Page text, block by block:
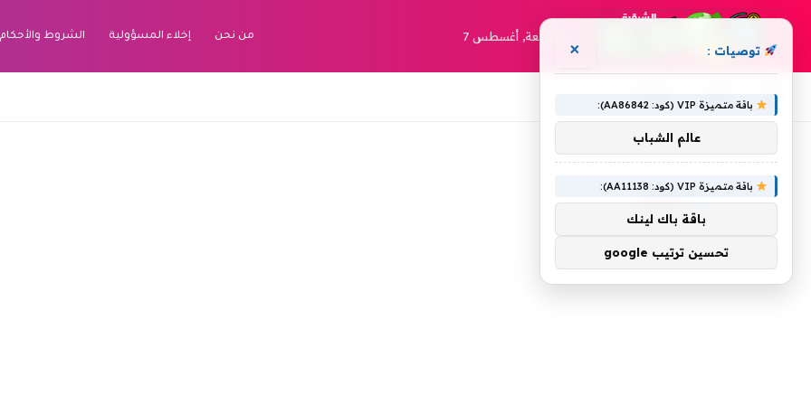
الجمعة, أغسطس 7 من نحن إخلاء المسؤولية الشروط والأحكام
الرئيسية » الاتجار
الاتجار
توصيات : ×
باقة متميزة VIP (كود: AA86842):
عالم الشباب
باقة متميزة VIP (كود: AA11138):
باقة باك لينك
تحسين ترتيب google